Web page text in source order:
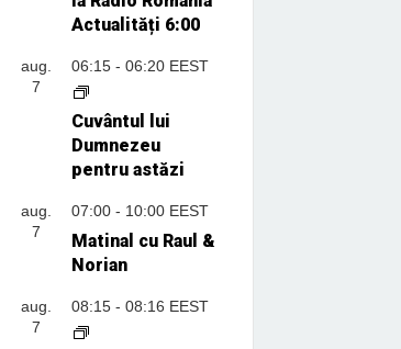
Actualități 6:00
aug.
7
06:15- 06:20 EEST
Cuvântul lui
Dumnezeu
pentru astăzi
aug.
7
07:00- 10:00 EEST
Matinal cu Raul &
Norian
aug.
7
08:15- 08:16 EEST